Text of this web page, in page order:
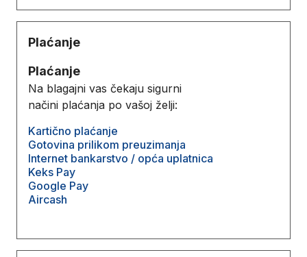
Plaćanje
Plaćanje
Na blagajni vas čekaju sigurni
načini plaćanja po vašoj želji:
Kartično plaćanje
Gotovina prilikom preuzimanja
Internet bankarstvo / opća uplatnica
Keks Pay
Google Pay
Aircash